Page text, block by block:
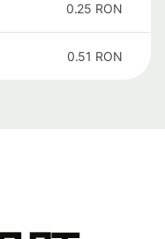
0.25 RON
0.51 RON